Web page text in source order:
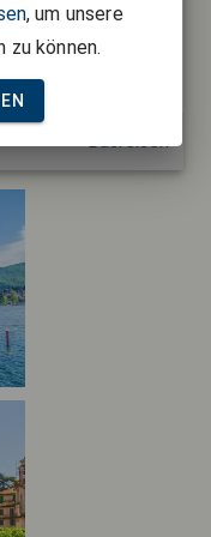
au Lac in
, um unsere
zu können.